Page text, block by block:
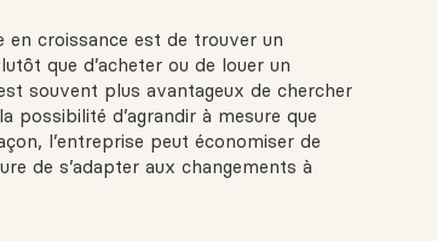
en croissance est de trouver un
que d’acheter ou de louer un
souvent plus avantageux de chercher
possibilité d’agrandir à mesure que
l’entreprise peut économiser de
de s’adapter aux changements à